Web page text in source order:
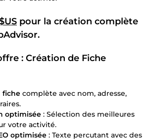
pour la création complète
.
: Création de Fiche
fiche complète avec nom, adresse,
optimisée : Sélection des meilleures
votre activité.
optimisée : Texte percutant avec des